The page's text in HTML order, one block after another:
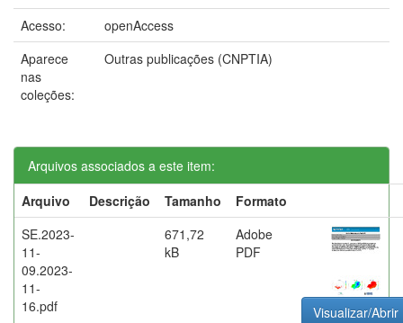
Acesso:
openAccess
Aparece
nas
coleções:
Outras publicações (CNPTIA)
Arquivos associados a este item:
Arquivo
Descrição Tamanho
Formato
SE.2023-
11-
09.2023-
11-
16.pdf
671,72
kB
Adobe
PDF
Visualizar/Abrir